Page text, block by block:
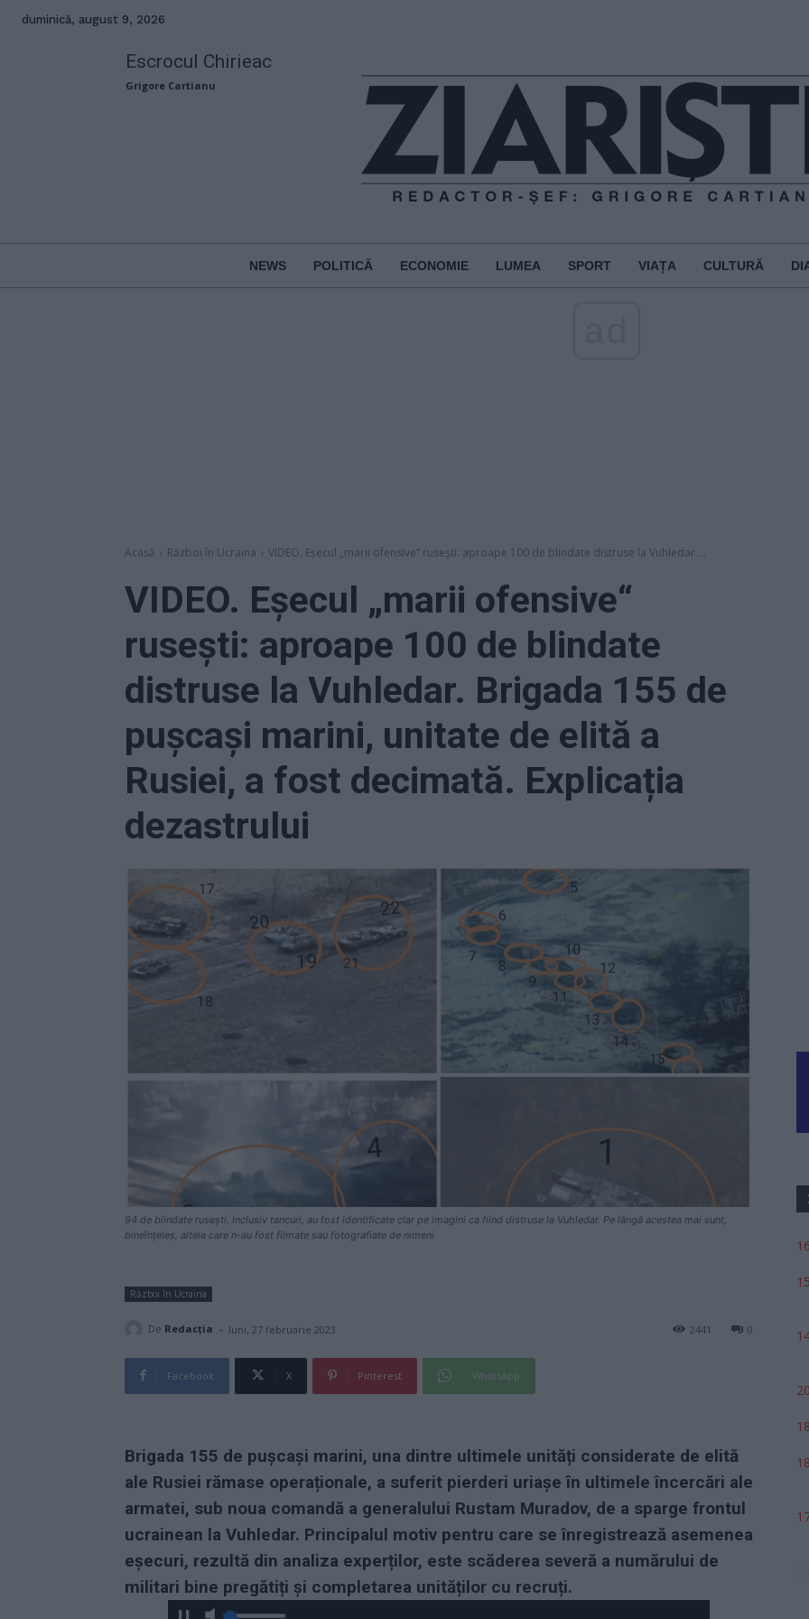
duminică, august 9, 2026
Escrocul Chirieac
Grigore Cartianu
NEWS POLITICĂ ECONOMIE LUMEA SPORT VIAȚA CULTURĂ
Acasă Război în Ucraina VIDEO. Eșecul „marii ofensive“ rusești: aproape 100 de blindate distruse la Vuhledar....
VIDEO. Eșecul „marii ofensive“
rusești: aproape 100 de blindate
distruse la Vuhledar. Brigada 155 de
pușcași marini, unitate de elită a
Rusiei, a fost decimată. Explicația
dezastrului
94 de blindate rusești, inclusiv tancuri, au fost identificate clar pe imagini ca fiind distruse la Vuhledar. Pe lângă acestea mai sunt,
bineînțeles, altele care n-au fost filmate sau fotografiate de nimeni
Război în Ucraina
De Redacţia - luni, 27 februarie 2023 0
2441
Facebook X Pinterest WhatsApp
Brigada 155 de pușcași marini, una dintre ultimele unități considerate de elită
ale Rusiei rămase operaționale, a suferit pierderi uriașe în ultimele încercări ale
armatei, sub noua comandă a generalului Rustam Muradov, de a sparge frontul
ucrainean la Vuhledar. Principalul motiv pentru care se înregistrează asemenea
eșecuri, rezultă din analiza experților, este scăderea severă a numărului de
militari bine pregătiți și completarea unităților cu recruți.